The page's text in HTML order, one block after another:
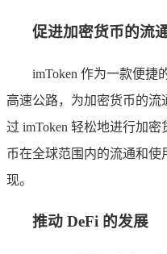
促进加密货币的流
imToken 作为一款便捷
高速公路，为加密货币的
过 imToken 轻松地进行加
币在全球范围内的流通和
现。
推动 DeFi 的发展